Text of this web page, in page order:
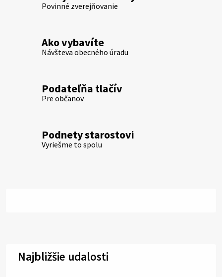
Povinné zverejňovanie
Ako vybavíte
Návšteva obecného úradu
Podateľňa tlačív
Pre občanov
Podnety starostovi
Vyriešme to spolu
Najbližšie udalosti